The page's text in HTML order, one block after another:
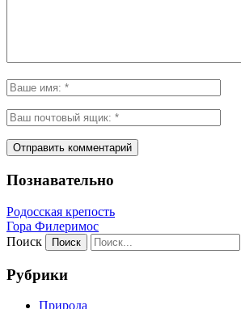
Познавательно
Родосская крепость
Гора Филеримос
Поиск
Рубрики
Природа